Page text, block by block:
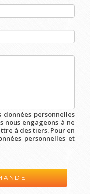
données personnelles
nous engageons à ne
à des tiers. Pour en
personnelles et